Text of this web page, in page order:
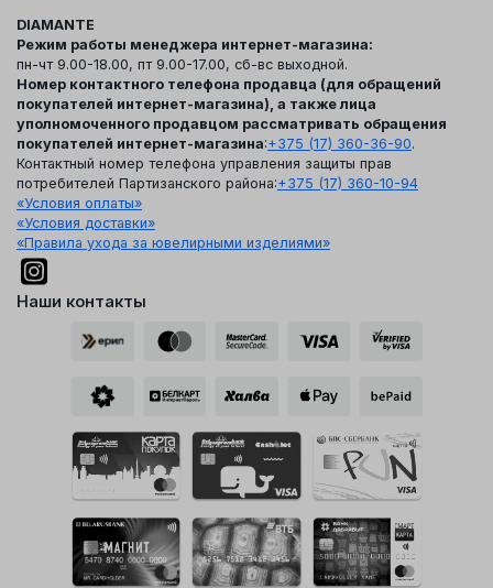
DIAMANTE
Режим работы менеджера интернет-магазина:
пн-чт 9.00-18.00, пт 9.00-17.00, сб-вс выходной.
Номер контактного телефона продавца (для обращений
покупателей интернет-магазина), а также лица
уполномоченного продавцом рассматривать обращения
покупателей интернет-магазина:+375 (17) 360-36-90.
Контактный номер телефона управления защиты прав
потребителей Партизанского района:+375 (17) 360-10-94
«Условия оплаты»
«Условия доставки»
«Правила ухода за ювелирными изделиями»
Наши контакты